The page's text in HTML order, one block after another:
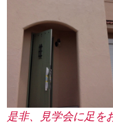
是非、見学会に足を